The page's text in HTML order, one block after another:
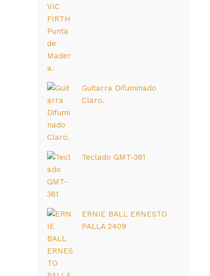
Guitarra Difuminado
Claro.
Teclado GMT-361
ERNIE BALL ERNESTO
PALLA 2409